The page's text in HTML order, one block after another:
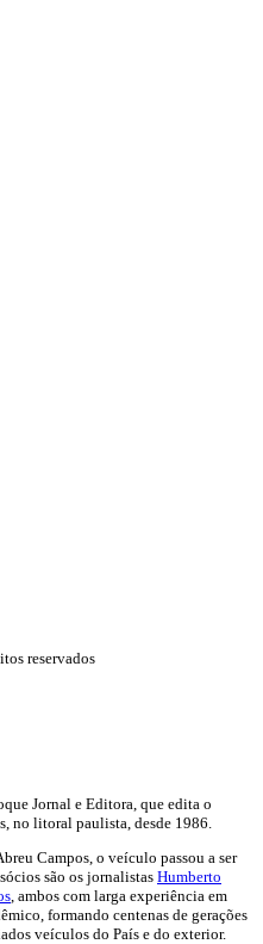
reservados
Jornal e Editora, que edita o
no litoral paulista, desde 1986.
Campos, o veículo passou a ser
são os jornalistas Humberto
, ambos com larga experiência em
formando centenas de gerações
veículos do País e do exterior.